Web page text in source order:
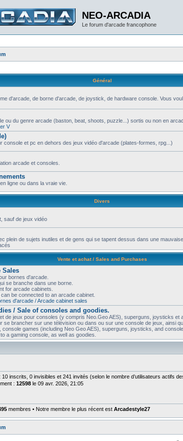
NEO-ARCADIA
Le forum d'arcade francophone
Général
d'arcade, de borne d'arcade, de joystick, de hardware console. Vous
ou du genre arcade (baston, beat, shoots, puzzle...) sortis ou non en
V
console et pc en dehors des jeux vidéo d'arcade (plates-formes, rpg...)
arcade et consoles.
ligne ou dans la vraie vie.
Divers
sauf de jeux vidéo
plein de sujets inutiles et de gens qui se tapent dessus dans une
Vente et achat / Sales and Purchases
Sales
bornes d'arcade.
se branche dans une borne.
for arcade cabinets.
be connected to an arcade cabinet.
d'arcade / Arcade cabinet sales
/ Sale of consoles and goodies.
de jeux pour consoles (y compris Neo.Geo AES), superguns, joysticks
se brancher sur une télévision ou dans ou sur une console de jeux, ainsi
console games (including Neo Geo AES), superguns, joysticks, and
a gaming console, as well as goodies.
10 inscrits, 0 invisibles et 241 invités (selon le nombre d’utilisateurs actifs
: 12598 le 09 avr. 2026, 21:05
membres • Notre membre le plus récent est Arcadestyle27